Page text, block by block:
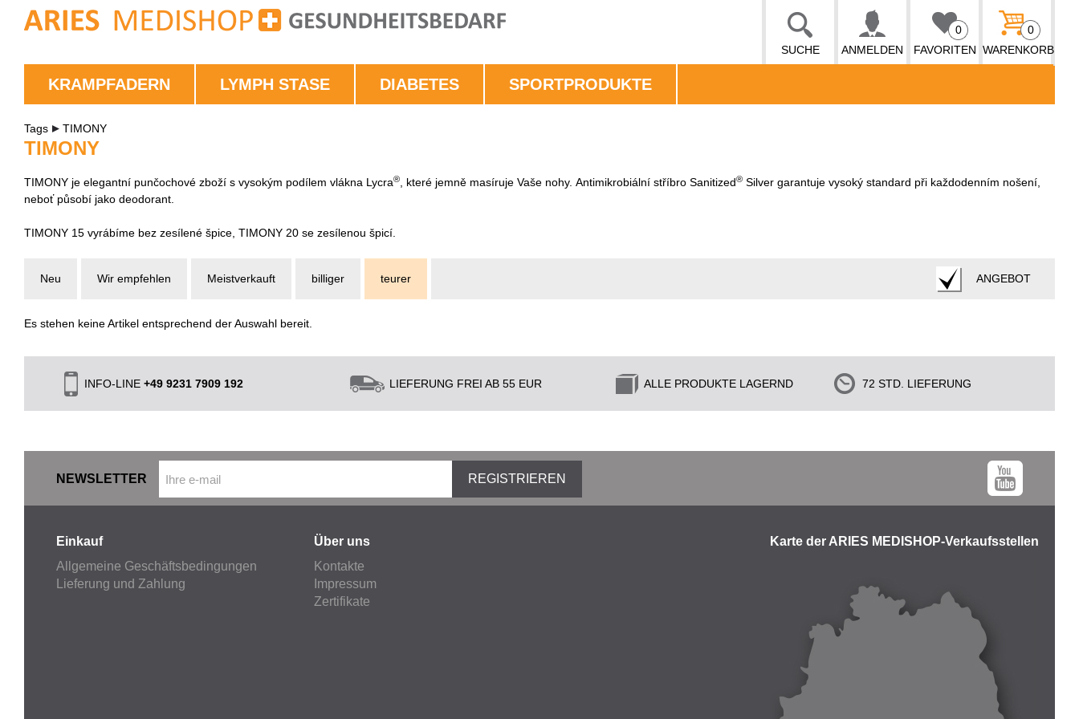
SUCHE ANMELDEN FAVORITEN
0
WARENKORB
0
KRAMPFADERN LYMPH STASE DIABETES SPORTPRODUKTE
Tags TIMONY
TIMONY
TIMONY je elegantní punčochové zboží s vysokým podílem vlákna Lycra® , které jemně masíruje Vaše nohy. Antimikrobiální stříbro Sanitized® Silver garantuje vysoký standard při každodenním nošení,
neboť působí jako deodorant.
TIMONY 15 vyrábíme bez zesílené špice, TIMONY 20 se zesílenou špicí.
Neu Wir empfehlen Meistverkauft billiger teurer ANGEBOT
Es stehen keine Artikel entsprechend der Auswahl bereit.
INFO-LINE +49 9231 7909 192 LIEFERUNG FREI AB 55 EUR ALLE PRODUKTE LAGERND 72 STD. LIEFERUNG
NEWSLETTER REGISTRIEREN
Einkauf
Allgemeine Geschäftsbedingungen
Lieferung und Zahlung
Über uns
Kontakte
Impressum
Zertifikate
Karte der ARIES MEDISHOP-Verkaufsstellen